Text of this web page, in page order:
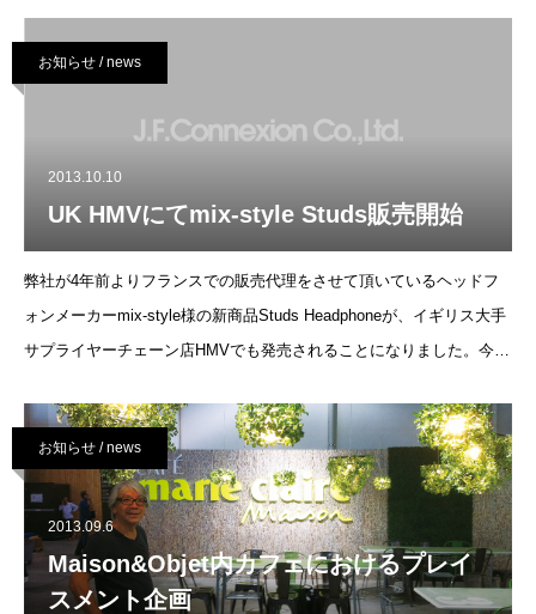
お知らせ / news
2013.10.10
UK HMVにてmix-style Studs販売開始
弊社が4年前よりフランスでの販売代理をさせて頂いているヘッドフ
ォンメーカーmix-style様の新商品Studs Headphoneが、イギリス大手
サプライヤーチェーン店HMVでも発売されることになりました。今
お知らせ / news
2013.09.6
Maison&Objet内カフェにおけるプレイ
スメント企画